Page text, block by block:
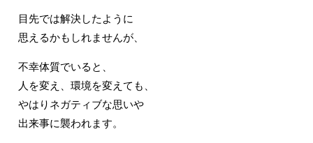
目先では解決したように
思えるかもしれませんが、
不幸体質でいると、
人を変え、環境を変えても、
やはりネガティブな思いや
出来事に襲われます。